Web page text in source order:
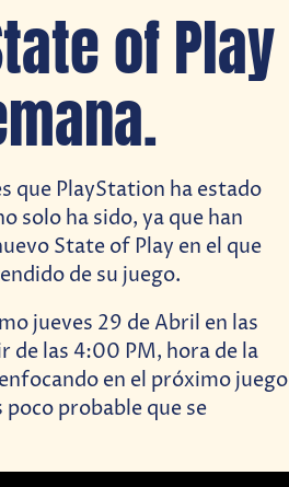
of Play
que PlayStation ha estado
solo ha sido, ya que han
State of Play en el que
de su juego.
jueves 29 de Abril en las
de las 4:00 PM, hora de la
en el próximo juego
probable que se